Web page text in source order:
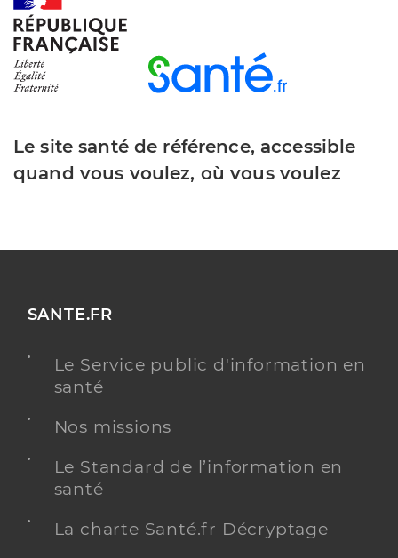
Le site santé de référence, accessible
quand vous voulez, où vous voulez
SANTE.FR
Le Service public d'information en
santé
Nos missions
Le Standard de l’information en
santé
La charte Santé.fr Décryptage